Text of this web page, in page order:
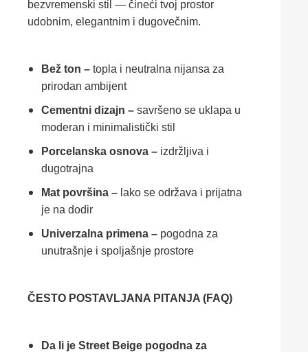
bezvremenski stil — čineći tvoj prostor
udobnim, elegantnim i dugovečnim.
Bež ton – topla i neutralna nijansa za
prirodan ambijent
Cementni dizajn – savršeno se uklapa u
moderan i minimalistički stil
Porcelanska osnova – izdržljiva i
dugotrajna
Mat površina – lako se održava i prijatna
je na dodir
Univerzalna primena – pogodna za
unutrašnje i spoljašnje prostore
ČESTO POSTAVLJANA PITANJA (FAQ)
Da li je Street Beige pogodna za